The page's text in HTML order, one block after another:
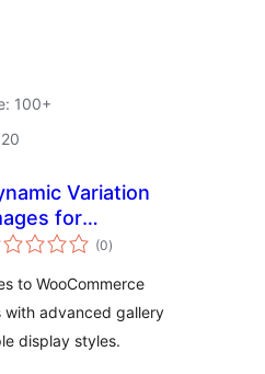
100+
Variation
for
(0total
aprecieri
)
to WooCommerce
with advanced gallery
display styles.